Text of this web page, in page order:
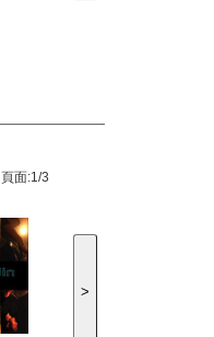
頁面:1/3
>